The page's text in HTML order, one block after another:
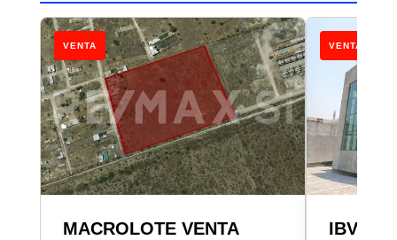
VENTA
MACROLOTE VENTA
VENTA
IBV